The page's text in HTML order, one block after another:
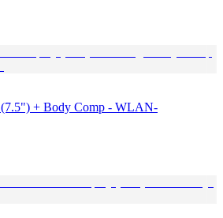
+ Body Comp - WLAN-